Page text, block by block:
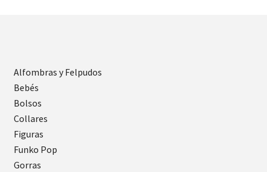
Alfombras y Felpudos
Bebés
Bolsos
Collares
Figuras
Funko Pop
Gorras